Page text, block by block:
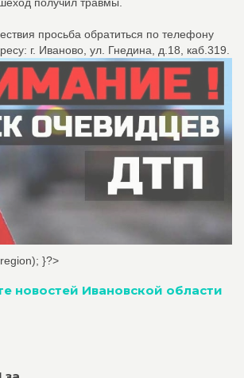
просьба обратиться по телефону
г. Иваново, ул. Гнедина, д.18, каб.319.
}?>
новостей Ивановской области